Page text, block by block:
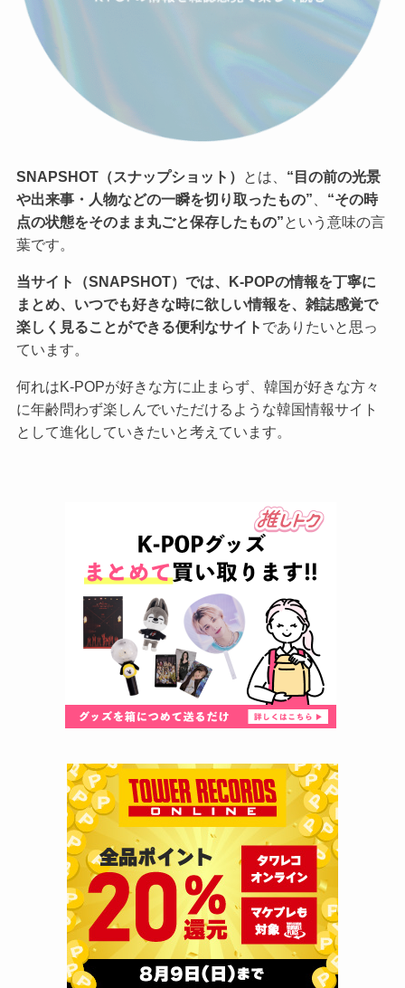
SNAPSHOT（スナップショット） とは、 “目の前の光景
や出来事・人物などの一瞬を切り取ったもの”
“その時
点の状態をそのまま丸ごと保存したもの”という意味の言
葉です。
当サイト（SNAPSHOT）では、K-POPの情報を丁寧に
まとめ、いつでも好きな時に欲しい情報を、雑誌感覚で
楽しく見ることができる便利なサイト でありたいと思っ
ています。
何れはK-POPが好きな方に止まらず、韓国が好きな方々
に年齢問わず楽しんでいただけるような韓国情報サイト
として進化していきたいと考えています。